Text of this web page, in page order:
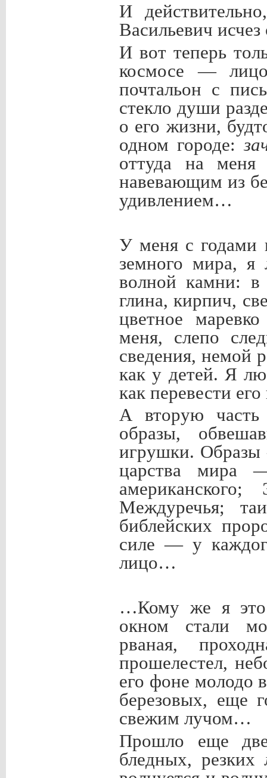
И
Васильевич
И вот теперь
космосе —
почтальон с
стекло души
о его жизни,
одном городе:
оттуда на
навевающим из
удивлением…
У меня с годами
земного мира, я
волной камни:
глина, кирпич,
цветное
меня, слепо
сведения, немой
как у детей. Я
как перевести
А вторую часть
образы,
игрушки. Образы
царства мира
Междуречья;
библейских
силе — у
лицо…
…Кому же я это
окном стали
рваная,
прошелестел,
его фоне молодо
березовых, еще
свежим лучом…
Прошло еще
бледных, резких